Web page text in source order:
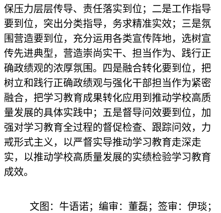
保压力层层传导、责任落实到位；二是工作指导
要到位，突出分类指导，务求精准实效；三是氛
围营造要到位，充分运用各类宣传阵地，选树宣
传先进典型，营造崇尚实干、担当作为、践行正
确政绩观的浓厚氛围。四是融合转化要到位，把
树立和践行正确政绩观与强化干部担当作为紧密
融合，把学习教育成果转化应用到推动学校高质
量发展的具体实践中；五是督导问效要到位，加
强对学习教育全过程的督促检查、跟踪问效，力
戒形式主义，以严督实导推动学习教育走深走
实，以推动学校高质量发展的实绩检验学习教育
成效。
文图：牛语诺；编审：董磊；签审：伊琰；